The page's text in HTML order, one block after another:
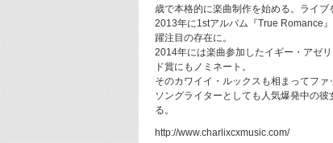
歳で本格的に楽曲制作を始める。ライ
2013年に1stアルバム『True Romance
躍注目の存在に。
2014年には楽曲参加したイギー・アゼ
ド賞にもノミネート。
そのカワイイ・ルックスも相まってフ
ソングライターとしても人気爆発中の
る。
http://www.charlixcxmusic.com/